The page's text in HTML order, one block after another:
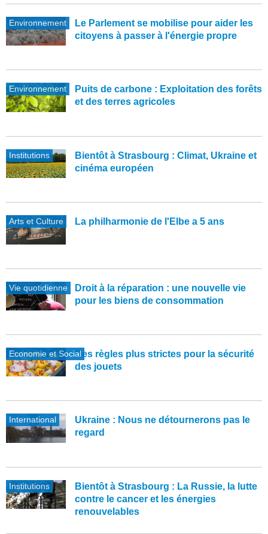
Environnement
Le Parlement se mobilise pour aider les
citoyens à passer à l'énergie propre
Environnement
Puits de carbone : Exploitation des forêts
et des terres agricoles
Institutions
Bientôt à Strasbourg : Climat, Ukraine et
cinéma européen
Arts et Culture La philharmonie de l'Elbe a 5 ans
Vie quotidienne
Droit à la réparation : une nouvelle vie
pour les biens de consommation
Economie et SocialDes règles plus strictes pour la sécurité
des jouets
International
Ukraine : Nous ne détournerons pas le
regard
Institutions
Bientôt à Strasbourg : La Russie, la lutte
contre le cancer et les énergies
renouvelables